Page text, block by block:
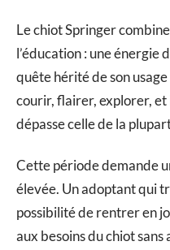
Le chiot Springer
l’éducation : une
quête hérité de son
courir, flairer, explorer,
dépasse celle de la
Cette période demande
élevée. Un adoptant qui
possibilité de rentrer en
aux besoins du chiot